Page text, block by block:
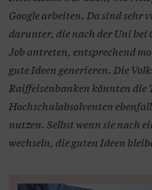
Google arbeiten. Da sind sehr
darunter, die nach der Uni bei
Job antreten, entsprechend
gute Ideen generieren. Die
Raiffeisenbanken könnten die
Hochschulabsolventen
nutzen. Selbst wenn sie nach
wechseln, die guten Ideen